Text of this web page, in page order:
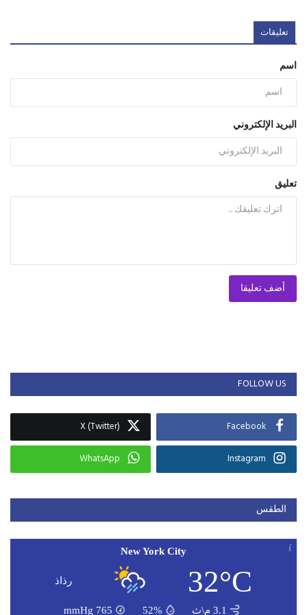
تعليقات
اسم
البريد الإلكتروني
تعليق
أضف تعليقا
FOLLOW US
Facebook
X (Twitter)
Instagram
WhatsApp
الطقس
New York City
32°C رذاذ
3.1 م\ث 52%
765
mmHg